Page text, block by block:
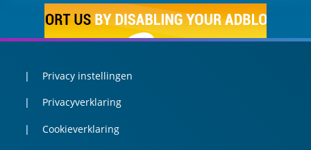
Privacy instellingen
Privacyverklaring
Cookieverklaring